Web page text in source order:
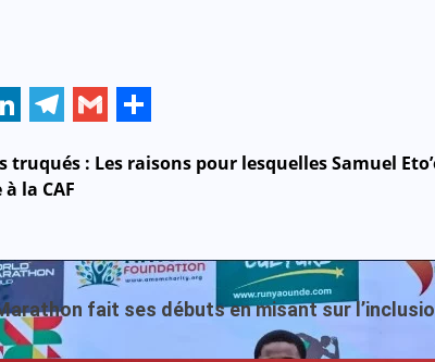
truqués : Les raisons pour lesquelles Samuel
la CAF
fait ses débuts en misant sur